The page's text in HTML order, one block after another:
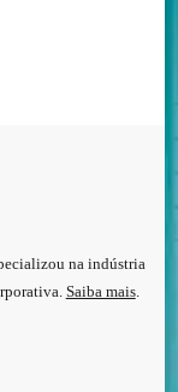
na indústria
Saiba mais.